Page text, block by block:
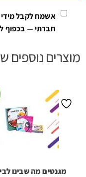
אשמח לקבל מידי
חברתי — בכפוף ל
מוצרים נוספים
מגנטים מה שבינו